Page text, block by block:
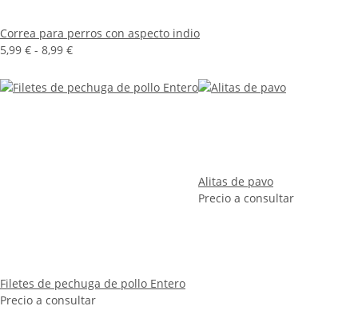
Correa para perros con aspecto indio
5,99 € - 8,99 €
Filetes de pechuga de pollo Entero
Precio a consultar
Alitas de pavo
Precio a consultar